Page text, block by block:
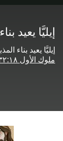
إيليَّا يعيد
إيليَّا يعيد بناء
ملوك الأول ‏٨‏‏١‏:‏٢‏‏٣‏